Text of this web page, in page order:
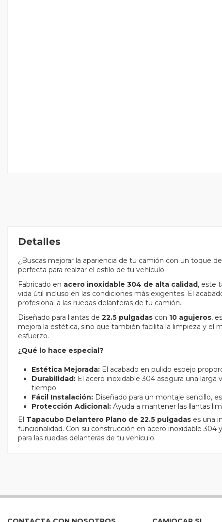
Detalles
¿Buscas mejorar la apariencia de tu camión con un toque
perfecta para realzar el estilo de tu vehículo.
Fabricado en acero inoxidable 304 de alta calidad, este
vida útil incluso en las condiciones más exigentes. El
profesional a las ruedas delanteras de tu camión.
Diseñado para llantas de 22.5 pulgadas con 10 agujeros,
mejora la estética, sino que también facilita la limpieza y
esfuerzo.
¿Qué lo hace especial?
Estética Mejorada: El acabado en pulido espejo
Durabilidad: El acero inoxidable 304 asegura una
tiempo.
Fácil Instalación: Diseñado para un montaje sencillo,
Protección Adicional: Ayuda a mantener las llantas
El Tapacubo Delantero Plano de 22.5 pulgadas es una
funcionalidad. Con su construcción en acero inoxidable
para las ruedas delanteras de tu vehículo.